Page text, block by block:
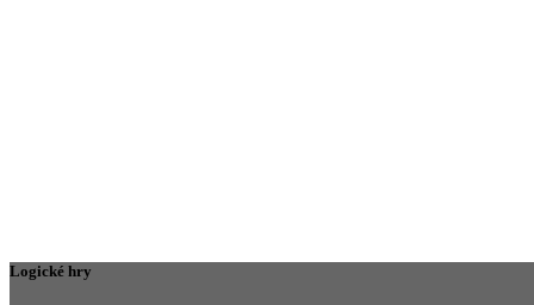
Logické hry